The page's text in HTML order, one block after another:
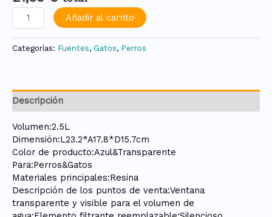
Añadir al carrito
Categorías: Fuentes, Gatos, Perros
Descripción
Volumen:2.5L
Dimensión:L23.2*A17.8*D15.7cm
Color de producto:Azul&Transparente
Para:Perros&Gatos
Materiales principales:Resina
Descripción de los puntos de venta:Ventana
transparente y visible para el volumen de